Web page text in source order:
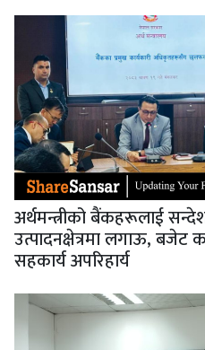
अर्थमन्त्रीको बैंकहरूलाई
उत्पादनक्षेत्रमा लगाऊ, बजेट
सहकार्य अपरिहार्य